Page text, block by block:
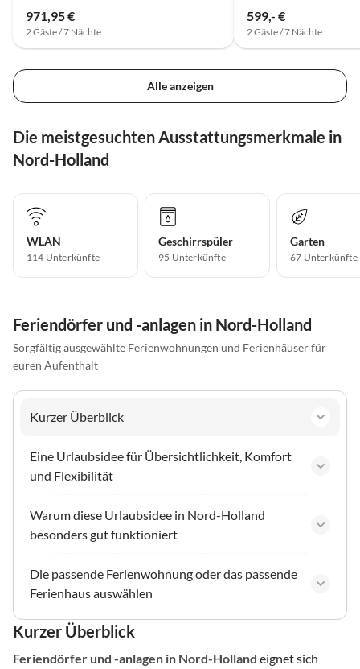
971,95 €
2 Gäste / 7 Nächte
599,- €
2 Gäste / 7 Nächte
Alle anzeigen
Die meistgesuchten Ausstattungsmerkmale in
Nord-Holland
WLAN
114 Unterkünfte
Geschirrspüler
95 Unterkünfte
Garten
67 Unterkünfte
Feriendörfer und -anlagen in Nord-Holland
Sorgfältig ausgewählte Ferienwohnungen und Ferienhäuser für
euren Aufenthalt
Kurzer Überblick
Eine Urlaubsidee für Übersichtlichkeit, Komfort
und Flexibilität
Warum diese Urlaubsidee in Nord-Holland
besonders gut funktioniert
Die passende Ferienwohnung oder das passende
Ferienhaus auswählen
Kurzer Überblick
Feriendörfer und -anlagen in Nord-Holland eignet sich